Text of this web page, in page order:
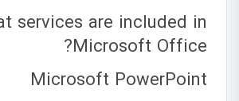
services are included in
Microsoft Office?
Microsoft PowerPoint